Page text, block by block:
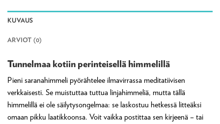
KUVAUS
ARVIOT (0)
Tunnelmaa kotiin perinteisellä himmelillä
Pieni saranahimmeli pyörähtelee ilmavirrassa meditatiivisen
verkkaisesti. Se muistuttaa tuttua linjahimmeliä, mutta tällä
himmelillä ei ole säilytysongelmaa: se laskostuu hetkessä litteäksi
omaan pikku laatikkoonsa. Voit vaikka postittaa sen kirjeenä – tai